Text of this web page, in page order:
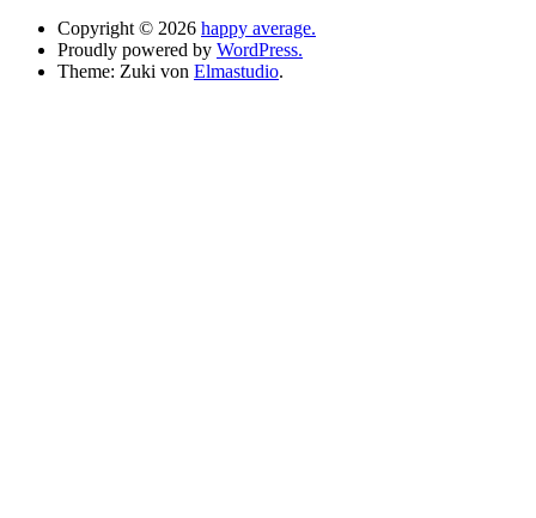
Copyright © 2026 happy average.
Proudly powered by WordPress.
Theme: Zuki von Elmastudio.